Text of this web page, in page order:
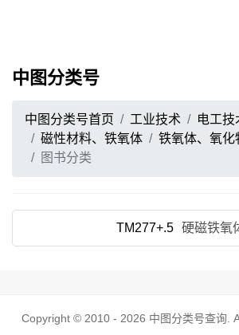
中图分类号
中图分类号首页 工业技术 电工技
磁性材料、铁氧体
铁氧体、氧化
图书分类
TM277+.5 硬磁铁氧
Copyright © 2010 - 2026 中图分类号查询 .